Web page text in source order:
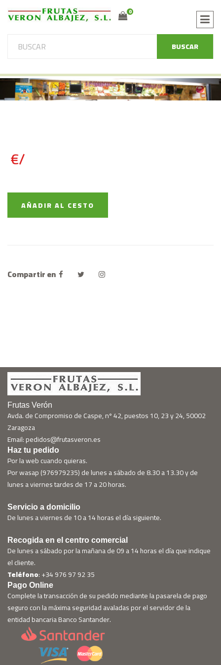
0
BUSCAR
€/
AÑADIR AL CESTO
Compartir en
Frutas Verón
Avda. de Compromiso de Caspe, nº 42, puestos 10, 23 y 24, 50002
Zaragoza
Email: pedidos@frutasveron.es
Haz tu pedido
Por la web cuando quieras.
Por wasap (976979235) de lunes a sábado de 8.30 a 13.30 y de
lunes a viernes tardes de 17 a 20 horas.
Servicio a domicilio
De lunes a viernes de 10 a 14 horas el día siguiente.
Recogida en el centro comercial
De lunes a sábado por la mañana de 09 a 14 horas el día que indique
el cliente.
Teléfono: +34 976 97 92 35
Pago Online
Complete la transacción de su pedido mediante la pasarela de pago
seguro con la máxima seguridad avaladas por el servidor de la
entidad bancaria Banco Santander.